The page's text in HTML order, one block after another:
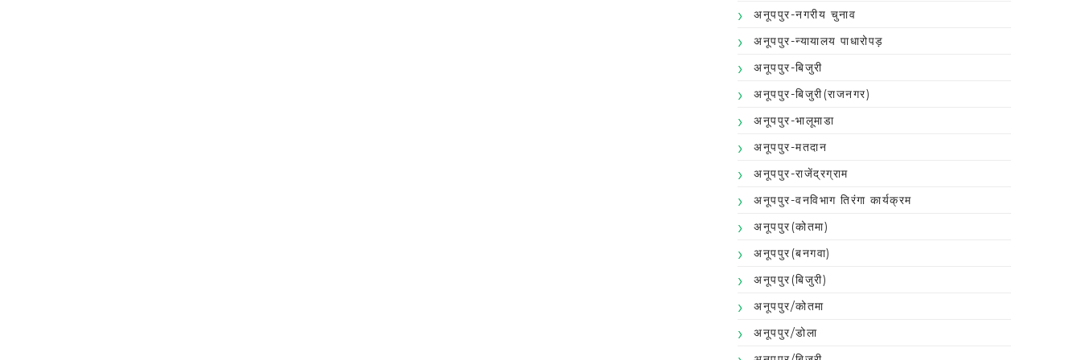
अनूपपुर-नगरीय चुनाव
अनूपपुर-न्यायालय पाधारोपड़
अनूपपुर-बिजुरी
अनूपपुर-बिजुरी(राजनगर)
अनूपपुर-भालूमाडा
अनूपपुर-मतदान
अनूपपुर-राजेंद्रग्राम
अनूपपुर-वनविभाग तिरंगा कार्यक्रम
अनूपपुर(कोतमा)
अनूपपुर(बनगवा)
अनूपपुर(बिजुरी)
अनूपपुर/कोतमा
अनूपपुर/डोला